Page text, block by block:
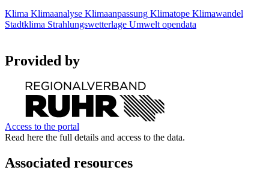
Klima Klimaanalyse Klimaanpassung Klimatope Klimawandel
Stadtklima Strahlungswetterlage Umwelt opendata
Provided by
Access to the portal
Read here the full details and access to the data.
Associated resources